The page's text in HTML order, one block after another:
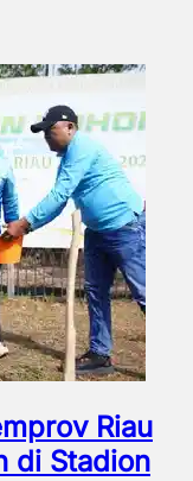
Riau
di Stadion